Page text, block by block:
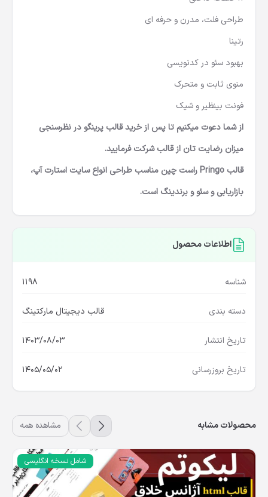
طراحی فلت، مدرن و حرفه ای
رتینا
بهبود سئو در کدنویسی
منوی ثابت و متحرک
فونت بینظیر و شیک
از شما دعوت میکنیم تا پس از خرید قالب پرینگو در نظرسنجی
میزان رضایت تان از قالب شرکت فرمایید.
قالب Pringo راست چین مناسب طراحی انواع سایت استارت آپ،
بازاریابی و سئو و برندینگ است.
اطلاعات محصول
شناسه 1198
دسته بندی قالب دیجیتال مارکتینگ
تاریخ انتشار 1403/08/03
تاریخ بروزرسانی 1405/05/02
محصولات مشابه مشاهده همه
شامل نسخه انگلیسی